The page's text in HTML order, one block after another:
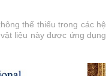
thể thiếu trong các hệ
liệu này được ứng dụng